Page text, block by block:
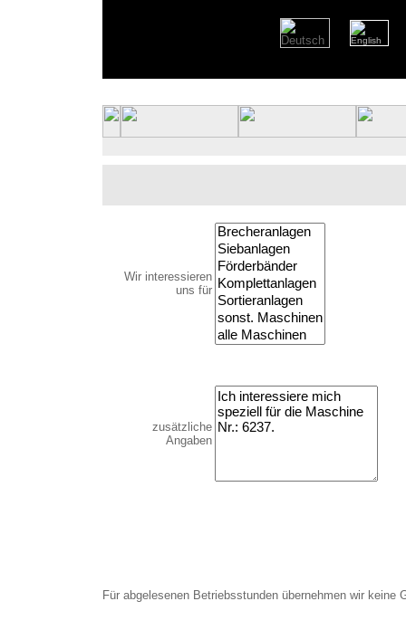
Wir interessieren
uns für
zusätzliche
Angaben
Für abgelesenen Betriebsstunden übernehmen wir keine